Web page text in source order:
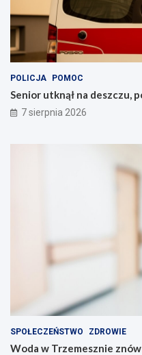
POLICJA POMOC
Senior utknął na deszczu,
7 sierpnia 2026
SPOŁECZEŃSTWO ZDROWIE
Woda w Trzemesznie